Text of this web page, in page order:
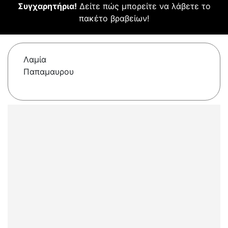
Συγχαρητήρια! Δείτε πώς μπορείτε να λάβετε το
πακέτο βραβείων!
Λαμία
Παπαμαυρου